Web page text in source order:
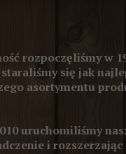
rozpoczęliśmy w
się jak
asortymentu
uruchomiliśmy
i rozszerzając